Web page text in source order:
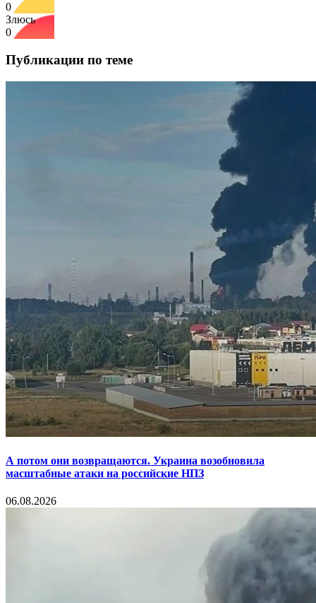
0
Злюсь
0
Публикации по теме
А потом они возвращаются. Украина возобновила
масштабные атаки на российские НПЗ
06.08.2026